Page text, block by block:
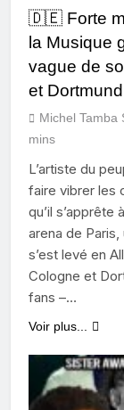
🇩🇪 Forte
la Musique
vague de
et
Michel Tamba
mins
L’artiste du
faire vibrer les
qu’il
arena de
s’est levé en
Cologne et
fans –…
Voir plus...